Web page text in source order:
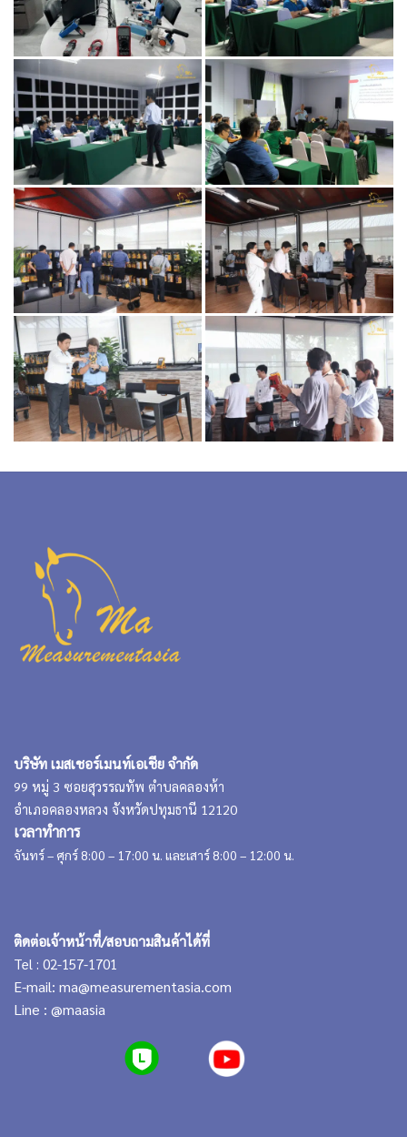
บริษัท เมสเชอร์เมนท์เอเชีย จำกัด
99 หมู่ 3 ซอยสุวรรณทัพ ตำบลคลองห้า
อำเภอคลองหลวง จังหวัดปทุมธานี 12120
เวลาทำการ
จันทร์ – ศุกร์ 8:00 – 17:00 น. และเสาร์ 8:00 – 12:00 น.
ติดต่อเจ้าหน้าที่/สอบถามสินค้าได้ที่
Tel : 02-157-1701
E-mail: ma@measurementasia.com
Line : @maasia